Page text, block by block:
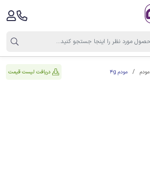
مودم مودم 4g دریافت لیست قیمت